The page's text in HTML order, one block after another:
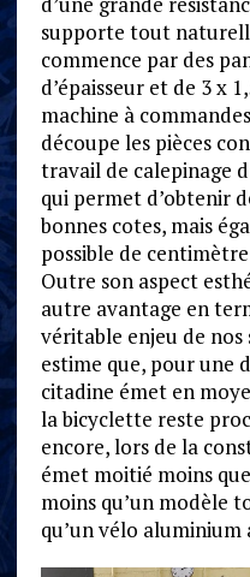
supporte tout
commence par des
d’épaisseur et de 3 x
machine à
découpe les pièces
travail de calepinage
qui permet d’obtenir
bonnes cotes, mais
possible de
Outre son aspect
autre avantage en
véritable enjeu de nos
estime que, pour une
citadine émet en
la bicyclette reste
encore, lors de la
émet moitié moins
moins qu’un modèle
qu’un vélo aluminium